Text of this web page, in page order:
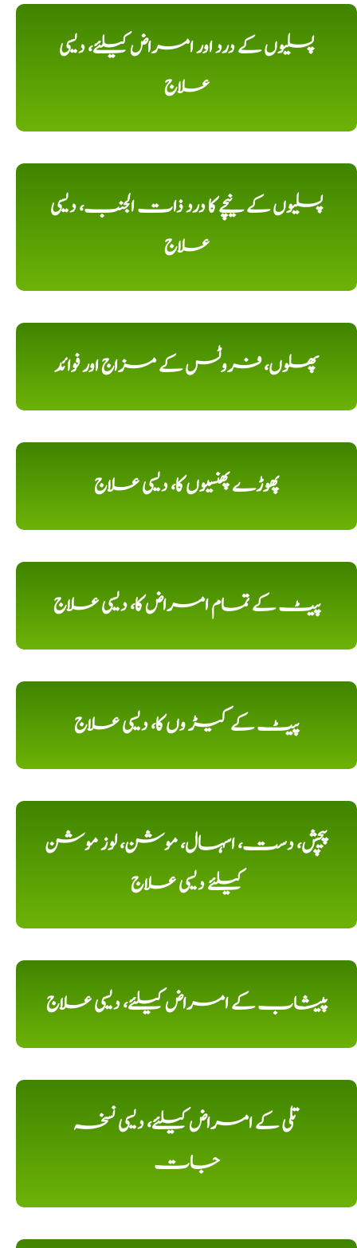
پسلیوں کے درد اور امراض کیلئے، دیسی
علاج
پسلیوں کے نیچے کا درد ذات الجنب، دیسی
علاج
پھلوں، فروٹس کے مزاج اور فوائد
پھوڑے پھنسیوں کا، دیسی علاج
پیٹ کے تمام امراض کا، دیسی علاج
پیٹ کے کیڑ وں کا، دیسی علاج
پیچش، دست، اسہال، موشن، لوز موشن
کیلئے دیسی علاج
پیشاب کے امراض کیلئے، دیسی علاج
تلی کے امراض کیلئے، دیسی نسخہ
جات